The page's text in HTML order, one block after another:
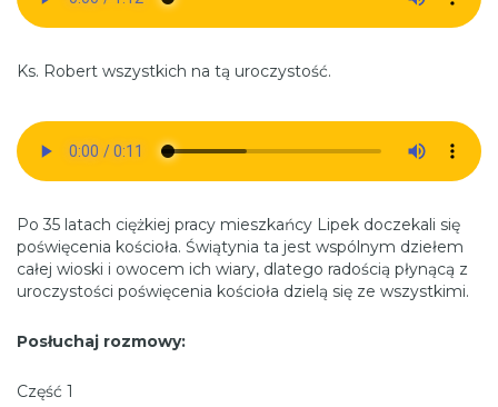
Ks. Robert wszystkich na tą uroczystość.
Po 35 latach ciężkiej pracy mieszkańcy Lipek doczekali się
poświęcenia kościoła. Świątynia ta jest wspólnym dziełem
całej wioski i owocem ich wiary, dlatego radością płynącą z
uroczystości poświęcenia kościoła dzielą się ze wszystkimi.
Posłuchaj rozmowy:
Część 1